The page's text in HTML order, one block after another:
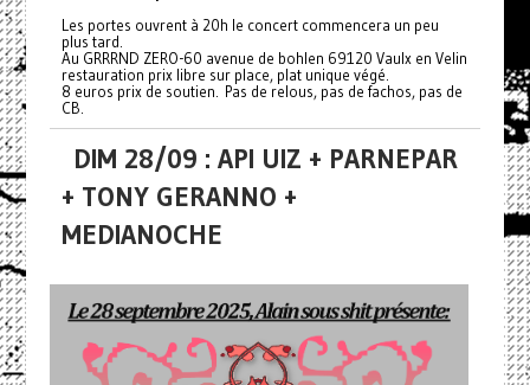
Les portes ouvrent à 20h le concert commencera un peu
plus tard.
Au GRRRND ZERO-60 avenue de bohlen 69120 Vaulx en Velin
restauration prix libre sur place, plat unique végé.
8 euros prix de soutien. Pas de relous, pas de fachos, pas de
CB.
DIM 28/09 : API UIZ + PARNEPAR
+ TONY GERANNO +
MEDIANOCHE